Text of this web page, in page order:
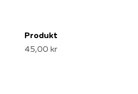
Produkt
45,00 kr